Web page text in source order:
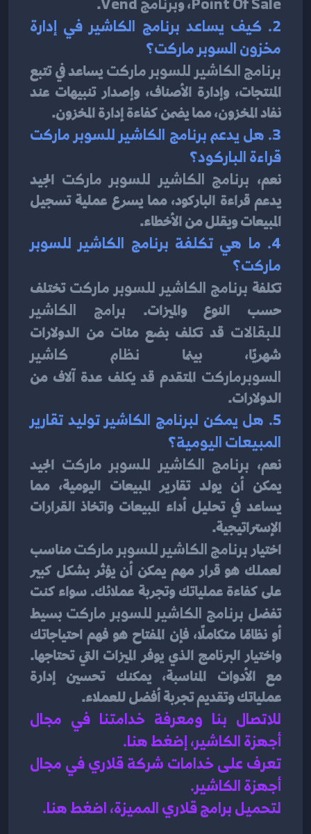
مخزون السوبر ماركت؟
برنامج الكاشير للسوبر ماركت
نفاد المخزون، مما يضمن كفاءة إدارة المخزون.
قراءة الباركود؟
نعم، برنامج الكاشير للسوبر ماركت
المبيعات ويقلل من الأخطاء.
4. ما هي تكلفة برنامج الكاشير للسوبر
ماركت؟
تكلفة برنامج الكاشير للسوبر ماركت
حسب النوع والميزات.
برامج الكاشير
للبقالات
شهريًا، بينما
نظام كاشير
السوبرماركت
الدولارات.
5. هل يمكن لبرنامج الكاشير توليد تقارير
المبيعات اليومية؟
نعم، برنامج الكاشير للسوبر ماركت
الإستراتيجية.
اختيار برنامج الكاشير للسوبر ماركت
لعملك هو قرار مهم يمكن أن يؤثر بشكل كبير
تفضل برنامج الكاشير للسوبر ماركت
عملياتك وتقديم تجربة أفضل للعملاء.
أجهزة الكاشير، إضغط هنا.
أجهزة الكاشير.
لتحميل برامج قلاري المميزة، اضغط هنا.